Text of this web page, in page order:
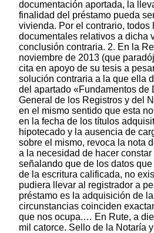
documentación aportada, la
finalidad del préstamo pueda
vivienda. Por el contrario, todos
documentales relativos a dicha
conclusión contraria. 2. En la
noviembre de 2013 (que
cita en apoyo de su tesis a
solución contraria a la que ella
del apartado «Fundamentos de
General de los Registros y del
en el mismo sentido que esta
en la fecha de los títulos
hipotecado y la ausencia de
sobre el mismo, revoca la nota
a la necesidad de hacer
señalando que de los datos
de la escritura calificada, no
pudiera llevar al registrador a
préstamo es la adquisición de
circunstancias coinciden
que nos ocupa.… En Rute, a
mil catorce. Sello de la Notaría